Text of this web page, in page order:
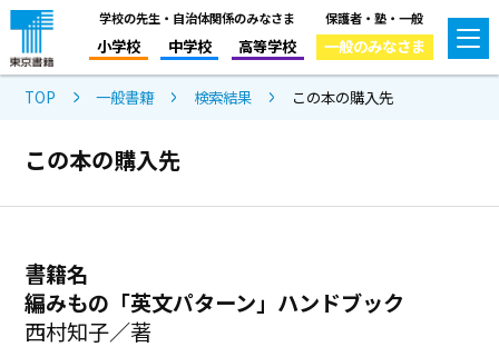
学校の先生・自治体関係のみなさま
小学校 中学校 高等学校
保護者・塾・一般
一般のみなさま
TOP 一般書籍 検索結果 この本の購入先
この本の購入先
書籍名
編みもの「英文パターン」ハンドブック
西村知子／著